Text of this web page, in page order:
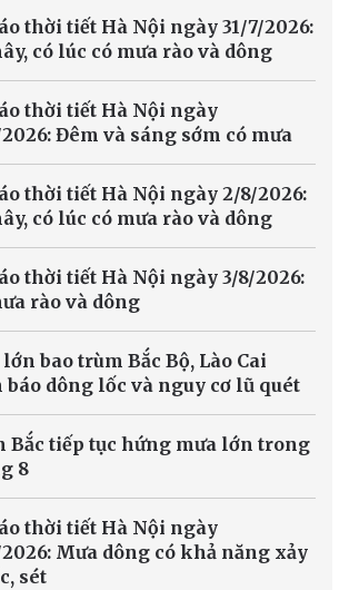
thời tiết Hà Nội ngày 31/7/2026:
có lúc có mưa rào và dông
thời tiết Hà Nội ngày
Đêm và sáng sớm có mưa
thời tiết Hà Nội ngày 2/8/2026:
có lúc có mưa rào và dông
thời tiết Hà Nội ngày 3/8/2026:
rào và dông
bao trùm Bắc Bộ, Lào Cai
báo dông lốc và nguy cơ lũ quét
Bắc tiếp tục hứng mưa lớn trong
8
thời tiết Hà Nội ngày
Mưa dông có khả năng xảy
sét